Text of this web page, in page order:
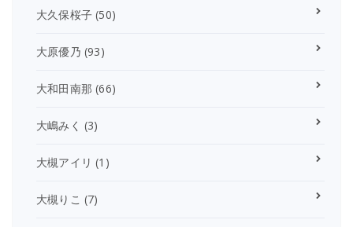
大久保桜子 (50)
大原優乃 (93)
大和田南那 (66)
大嶋みく (3)
大槻アイリ (1)
大槻りこ (7)